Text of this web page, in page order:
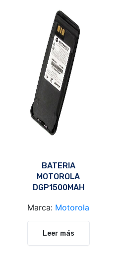
BATERIA
MOTOROLA
DGP1500MAH
Marca: Motorola
Leer más